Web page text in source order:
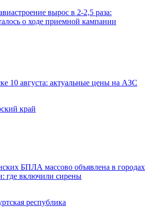
вырос в 2-2,5 раза:
о ходе приемной кампании
10 августа: актуальные цены на АЗС
край
БПЛА массово объявлена в городах
где включили сирены
республика